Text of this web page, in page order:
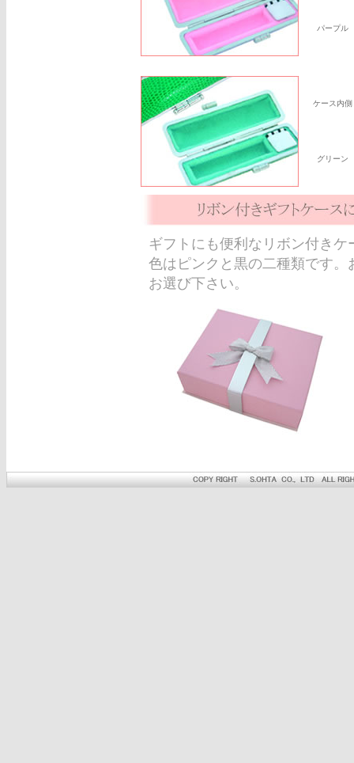
パープル
ケース内側
グリーン
ギフトにも便利なリボン付き
色はピンクと黒の二種類です
お選び下さい。